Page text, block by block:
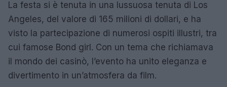
La festa si è tenuta in una lussuosa tenuta di Los
Angeles, del valore di 165 milioni di dollari, e ha
visto la partecipazione di numerosi ospiti illustri, tra
cui famose Bond girl. Con un tema che richiamava
il mondo dei casinò, l’evento ha unito eleganza e
divertimento in un’atmosfera da film.